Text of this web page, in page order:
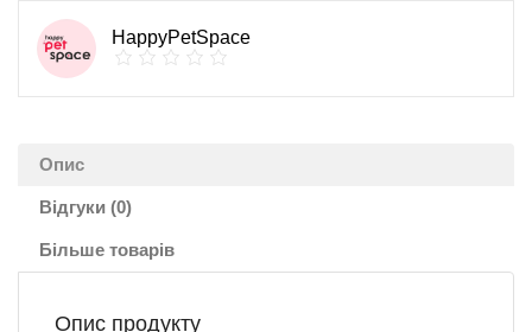
HappyPetSpace
Опис
Відгуки (0)
Більше товарів
Опис продукту